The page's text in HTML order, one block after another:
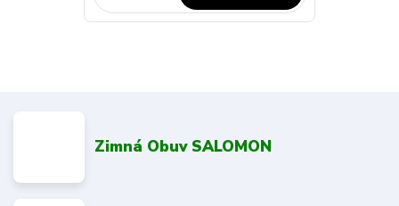
Zimná Obuv SALOMON